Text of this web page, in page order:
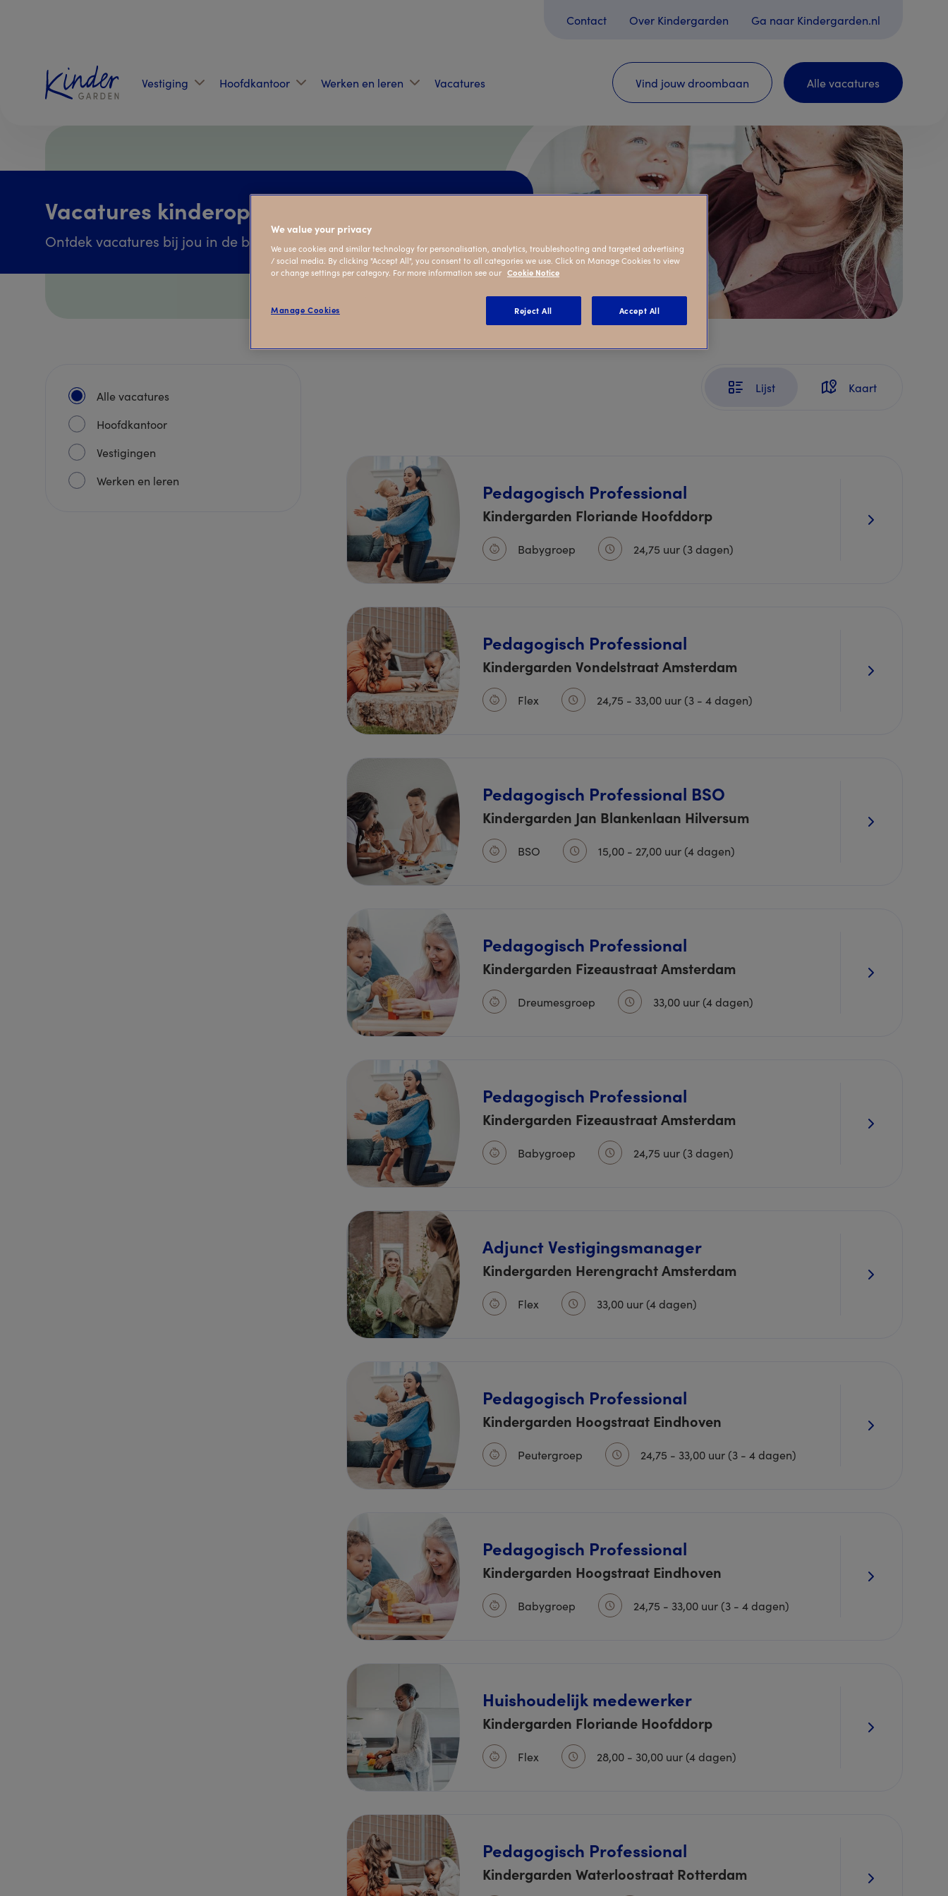
Contact Over Kindergarden Ga naar Kindergarden.nl
Vestiging Hoofdkantoor Werken en leren Vacatures Vind jouw droombaan Alle vacatures
Vacatures kinderopvang bij Kindergarden
Ontdek vacatures bij jou in de buurt
Alle vacatures
Hoofdkantoor
Vestigingen
Werken en leren
Lijst Kaart
Pedagogisch Professional
Kindergarden Floriande Hoofddorp
Babygroep 24,75 uur (3 dagen)
Pedagogisch Professional
Kindergarden Vondelstraat Amsterdam
Flex 24,75 - 33,00 uur (3 - 4 dagen)
Pedagogisch Professional BSO
Kindergarden Jan Blankenlaan Hilversum
BSO 15,00 - 27,00 uur (4 dagen)
Pedagogisch Professional
Kindergarden Fizeaustraat Amsterdam
Dreumesgroep 33,00 uur (4 dagen)
Pedagogisch Professional
Kindergarden Fizeaustraat Amsterdam
Babygroep 24,75 uur (3 dagen)
Adjunct Vestigingsmanager
Kindergarden Herengracht Amsterdam
Flex 33,00 uur (4 dagen)
Pedagogisch Professional
Kindergarden Hoogstraat Eindhoven
Peutergroep 24,75 - 33,00 uur (3 - 4 dagen)
Pedagogisch Professional
Kindergarden Hoogstraat Eindhoven
Babygroep 24,75 - 33,00 uur (3 - 4 dagen)
Huishoudelijk medewerker
Kindergarden Floriande Hoofddorp
Flex 28,00 - 30,00 uur (4 dagen)
Pedagogisch Professional
Kindergarden Waterloostraat Rotterdam
We value your privacy
We use cookies and similar technology for personalisation, analytics, troubleshooting and targeted advertising
/ social media. By clicking "Accept All", you consent to all categories we use. Click on Manage Cookies to view
or change settings per category. For more information see our Cookie Notice
Manage Cookies Reject All Accept All